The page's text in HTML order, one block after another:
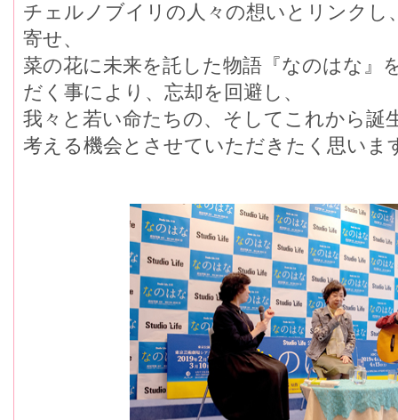
チェルノブイリの人々の想いとリンクし
寄せ、
菜の花に未来を託した物語『なのはな』
だく事により、忘却を回避し、
我々と若い命たちの、そしてこれから誕
考える機会とさせていただきたく思いま